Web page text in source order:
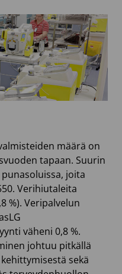
määrä on
tapaan. Suurin
joita
Verihiutaleita
%). Veripalvelun
väheni 0,8 %.
johtuu pitkällä
sekä